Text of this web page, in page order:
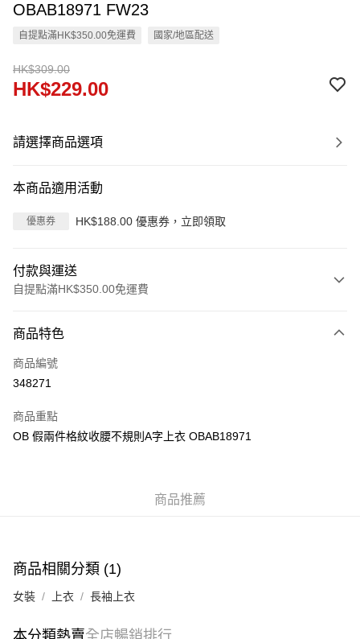
OBAB18971 FW23
自提點滿HK$350.00免運費 國家/地區配送
HK$309.00
HK$229.00
請選擇商品選項
本商品適用活動
優惠券 HK$188.00 優惠券，立即領取
付款與運送
自提點滿HK$350.00免運費
信用卡
Apple Pay
PayMe
付款後順豐站及營業點
每筆HK$40.00，滿HK$350.00或以上免運費
付款後順豐合作便利店
商品特色
商品編號
348271
商品重點
OB 假兩件格紋收腰不規則A字上衣 OBAB18971
商品推薦
商品相關分類 (1)
女裝 上衣 長袖上衣
本分類熱賣全店暢銷排行